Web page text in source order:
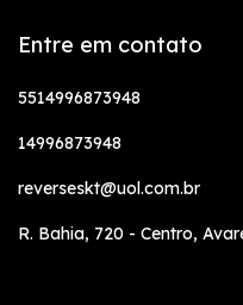
Entre em contato
5514996873948
14996873948
reverseskt@uol.com.br
R. Bahia, 720 - Centro,